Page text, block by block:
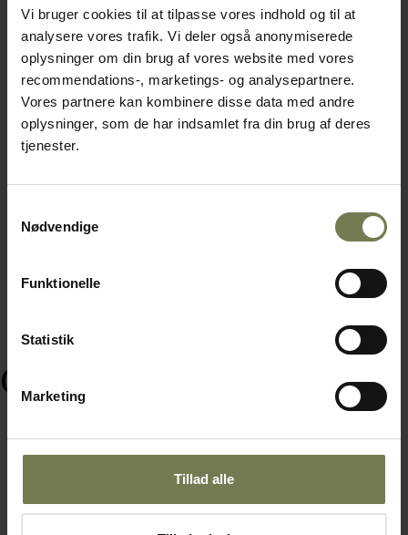
Vi bruger cookies til at tilpasse vores indhold og til at
analysere vores trafik. Vi deler også anonymiserede
oplysninger om din brug af vores website med vores
recommendations-, marketings- og analysepartnere.
Vores partnere kan kombinere disse data med andre
oplysninger, som de har indsamlet fra din brug af deres
tjenester.
Nødvendige
Funktionelle
Statistik
Marketing
Tillad alle
Ofte købt sammen med